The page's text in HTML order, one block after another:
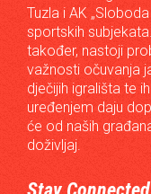
Tuzla i AK
sportskih
također, nastoji
važnosti očuvanja
dječijih igrališta te
uređenjem daju
će od naših
doživljaj.